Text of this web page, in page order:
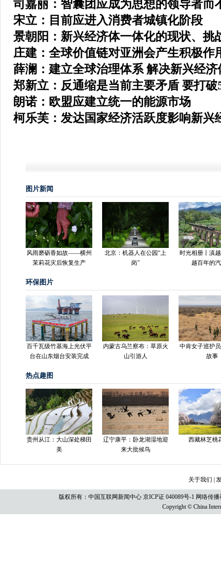
司嘉丽：智囊团应成为思想的领导者而
宋立：目前应进入消费者城镇化阶段
景朝阳：新兴经济体一体化的现状、挑
庄建：全球价值链对亚洲会产生积极作
薛澜：建立全球治理体系 解决新兴经
郑新立：反通缩是当前主要矛盾 要打破
朗诺：欧盟应建立统一的能源市场
柯乐芙：发达国家经济活跃度影响新兴